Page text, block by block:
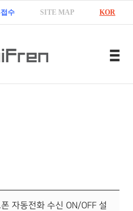
수 SITE MAP KOR
자동전화 수신 ON/OFF 설